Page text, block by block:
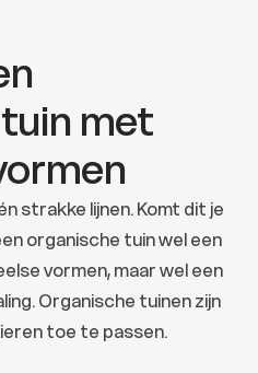
met
strakke lijnen. Komt dit je
organische tuin wel een
vormen, maar wel een
Organische tuinen zijn
toe te passen.